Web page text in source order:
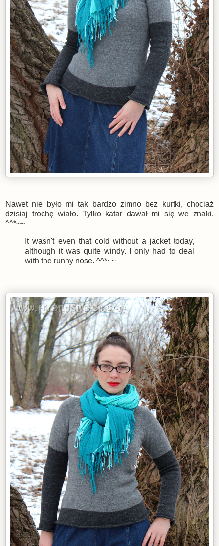
Nawet nie było mi tak bardzo zimno bez kurtki, chociaż
dzisiaj trochę wiało. Tylko katar dawał mi się we znaki.
^^*~~
It wasn't even that cold without a jacket today,
although it was quite windy. I only had to deal
with the runny nose. ^^*~~